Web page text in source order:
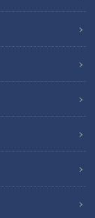
８世紀半ばにこ
った公爵は、島
ソースに出会っ
しい。公爵はパ
国の人たちに紹
、マオンネー
呼ばれ、それは